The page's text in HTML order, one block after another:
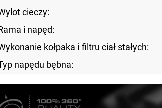
cieczy:
i napęd:
kołpaka i filtru ciał stałych:
napędu bębna: